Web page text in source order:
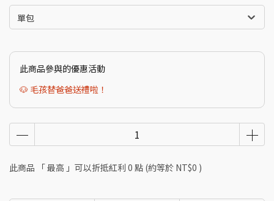
單包
此商品參與的優惠活動
🐶 毛孩替爸爸送禮啦！
此商品 「 最高 」可以折抵紅利 0 點 (約等於 NT$0 )